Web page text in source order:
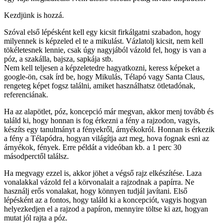
Kezdjünk is hozzá.
Szóval első lépésként kell egy kicsit firkálgatni szabadon, hogy
milyennek is képzeled el te a mikulást. Vázlatolj kicsit, nem kell
tökéletesnek lennie, csak úgy nagyjából vázold fel, hogy is van a
póz, a szakálla, bajsza, sapkája stb.
Nem kell teljesen a képzeletedre hagyatkozni, keress képeket a
google-ön, csak írd be, hogy Mikulás, Télapó vagy Santa Claus,
rengeteg képet fogsz találni, amiket használhatsz ötletadónak,
referenciának.
Ha az alapötlet, póz, koncepció már megvan, akkor menj tovább és
találd ki, hogy honnan is fog érkezni a fény a rajzodon, vagyis,
készíts egy tanulmányt a fényekről, árnyékokról. Honnan is érkezik
a fény a Télapódra, hogyan világítja azt meg, hova fognak esni az
árnyékok, fények. Erre példát a videóban kb. a 1 perc 30
másodperctől találsz.
Ha megvagy ezzel is, akkor jöhet a végső rajz elkészítése. Laza
vonalakkal vázold fel a körvonalait a rajzodnak a papírra. Ne
használj erős vonalakat, hogy könnyen tudjál javítani. Első
lépésként az a fontos, hogy találd ki a koncepciót, vagyis hogyan
helyezkedjen el a rajzod a papíron, mennyire töltse ki azt, hogyan
mutat jól rajta a póz.